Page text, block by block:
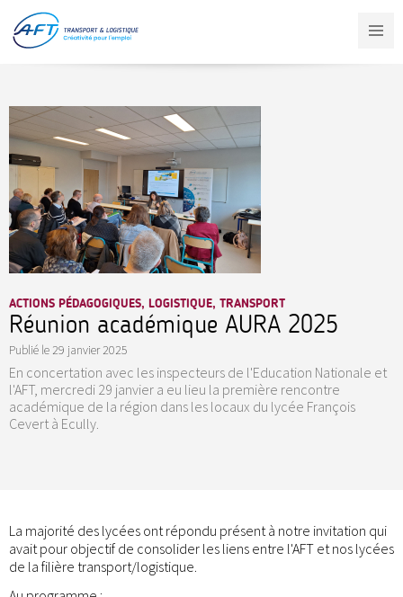
contenu
principal
ACTIONS PÉDAGOGIQUES, LOGISTIQUE, TRANSPORT
Réunion académique AURA 2025
Publié le 29 janvier 2025
En concertation avec les inspecteurs de l'Education Nationale et
l'AFT, mercredi 29 janvier a eu lieu la première rencontre
académique de la région dans les locaux du lycée François
Cevert à Ecully.
La majorité des lycées ont répondu présent à notre invitation qui
avait pour objectif de consolider les liens entre l'AFT et nos lycées
de la filière transport/logistique.